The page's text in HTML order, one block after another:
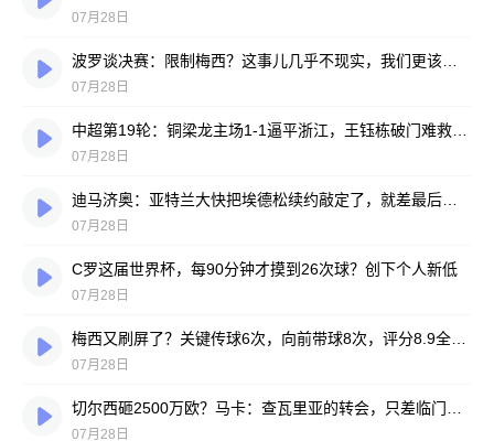
07月28日
07月28日
07月28日
07月28日
C罗这届世界杯，每90分钟才摸到26次球？创下个人新低
07月28日
07月28日
07月28日